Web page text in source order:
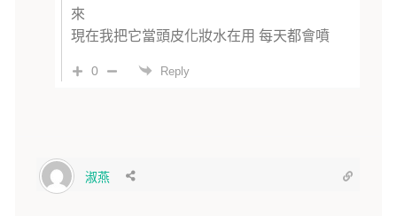
來
現在我把它當頭皮化妝水在用 每天都會噴
0 Reply
淑燕